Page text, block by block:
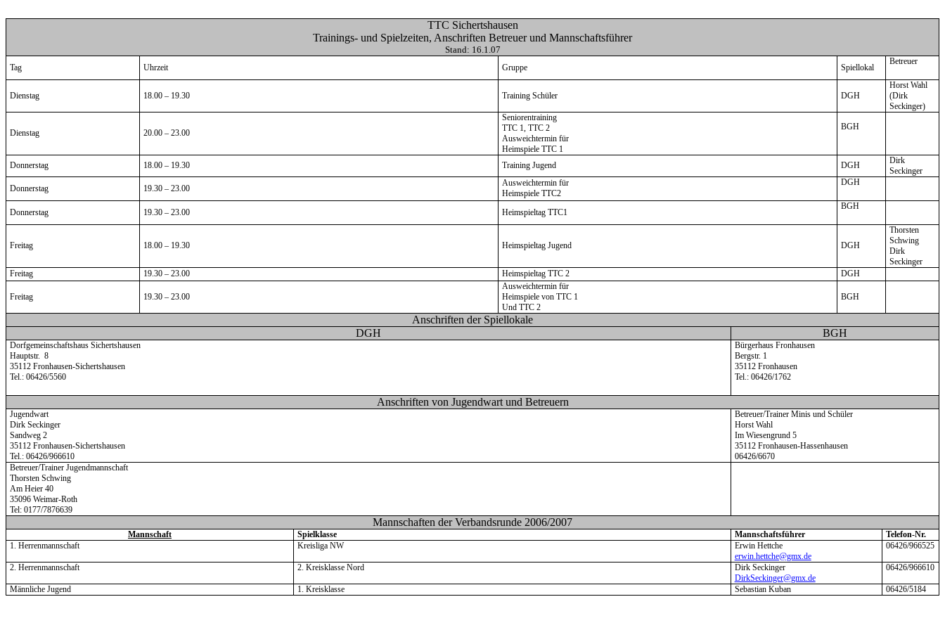
TTC Sichertshausen
Trainings- und Spielzeiten, Anschriften Betreuer und Mannschaftsführer
Stand: 16.1.07
Tag Uhrzeit Gruppe Spiellokal
Betreuer
Dienstag 18.00 – 19.30 Training Schüler DGH
Horst Wahl
(Dirk
Seckinger)
Dienstag 20.00 – 23.00
Seniorentraining
TTC 1, TTC 2
Ausweichtermin für
Heimspiele TTC 1
BGH
Donnerstag 18.00 – 19.30 Training Jugend DGH
Dirk
Seckinger
Donnerstag
19.30 – 23.00
Ausweichtermin für
Heimspiele TTC2
DGH
Donnerstag 19.30 – 23.00 Heimspieltag TTC1
BGH
Freitag 18.00 – 19.30 Heimspieltag Jugend DGH
Thorsten
Schwing
Dirk
Seckinger
Freitag
19.30 – 23.00 Heimspieltag TTC 2 DGH
Freitag 19.30 – 23.00
Ausweichtermin für
Heimspiele von TTC 1
Und TTC 2
BGH
Anschriften der Spiellokale
DGH
BGH
Dorfgemeinschaftshaus Sichertshausen
Hauptstr. 8
35112 Fronhausen-Sichertshausen
Tel.: 06426/5560
Bürgerhaus Fronhausen
Bergstr. 1
35112 Fronhausen
Tel.: 06426/1762
Anschriften von Jugendwart und Betreuern
Jugendwart
Dirk Seckinger
Sandweg 2
35112 Fronhausen-Sichertshausen
Tel.: 06426/966610
Betreuer/Trainer Minis und Schüler
Horst Wahl
Im Wiesengrund 5
35112 Fronhausen-Hassenhausen
06426/6670
Betreuer/Trainer Jugendmannschaft
Thorsten Schwing
Am Heier 40
35096 Weimar-Roth
Tel: 0177/7876639
Mannschaften der Verbandsrunde 2006/2007
Mannschaft Spielklasse Mannschaftsführer
Telefon-Nr.
1. Herrenmannschaft
Kreisliga NW
Erwin Hettche
erwin.hettche@gmx.de
06426/966525
2. Herrenmannschaft 2. Kreisklasse Nord
Dirk Seckinger
DirkSeckinger@gmx.de
06426/966610
Männliche Jugend 1. Kreisklasse Sebastian Kuban 06426/5184